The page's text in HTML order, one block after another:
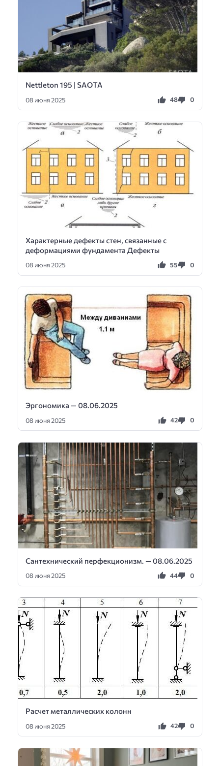
Nettleton 195 | SAOTA
08 июня 2025 48 0
Характерные дефекты стен, связанные с
деформациями фундамента Дефекты
08 июня 2025 55 0
Эргономика — 08.06.2025
08 июня 2025 42 0
Сантехнический перфекционизм. — 08.06.2025
08 июня 2025 44 0
Расчет металлических колонн
08 июня 2025 42 0